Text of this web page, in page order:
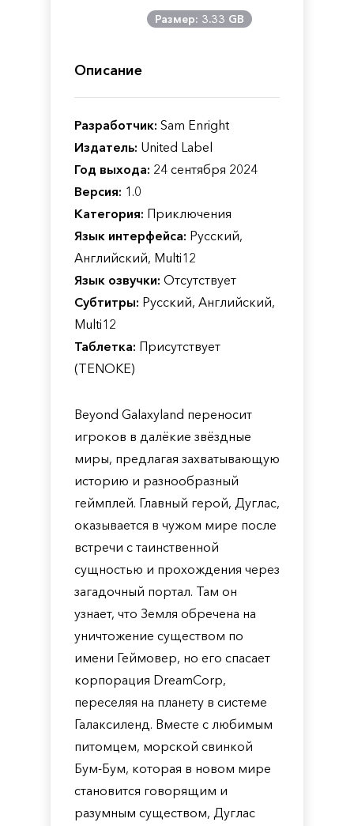
Размер: 3.33 GB
Описание
Разработчик: Sam Enright
Издатель: United Label
Год выхода: 24 сентября 2024
Версия: 1.0
Категория: Приключения
Язык интерфейса: Русский,
Английский, Multi12
Язык озвучки: Отсутствует
Субтитры: Русский, Английский,
Multi12
Таблетка: Присутствует
(TENOKE)
Beyond Galaxyland переносит
игроков в далёкие звёздные
миры, предлагая захватывающую
историю и разнообразный
геймплей. Главный герой, Дуглас,
оказывается в чужом мире после
встречи с таинственной
сущностью и прохождения через
загадочный портал. Там он
узнает, что Земля обречена на
уничтожение существом по
имени Геймовер, но его спасает
корпорация DreamCorp,
переселяя на планету в системе
Галаксиленд. Вместе с любимым
питомцем, морской свинкой
Бум-Бум, которая в новом мире
становится говорящим и
разумным существом, Дуглас